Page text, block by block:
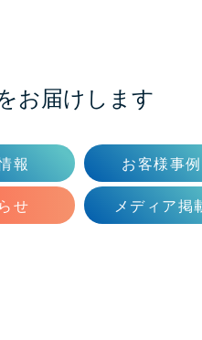
お届けします
報
お客様事例
せ メディア掲